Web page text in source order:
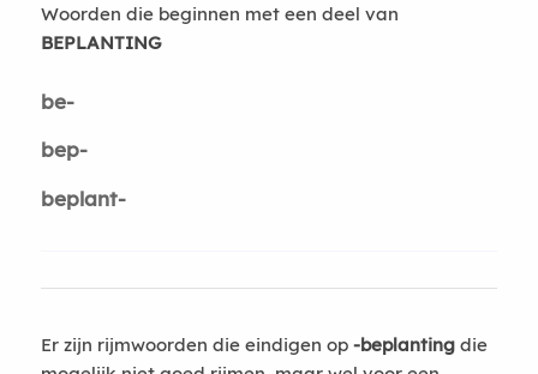
Woorden die beginnen met een deel van
BEPLANTING
be-
bep-
beplant-
Er zijn rijmwoorden die eindigen op -beplantingdie